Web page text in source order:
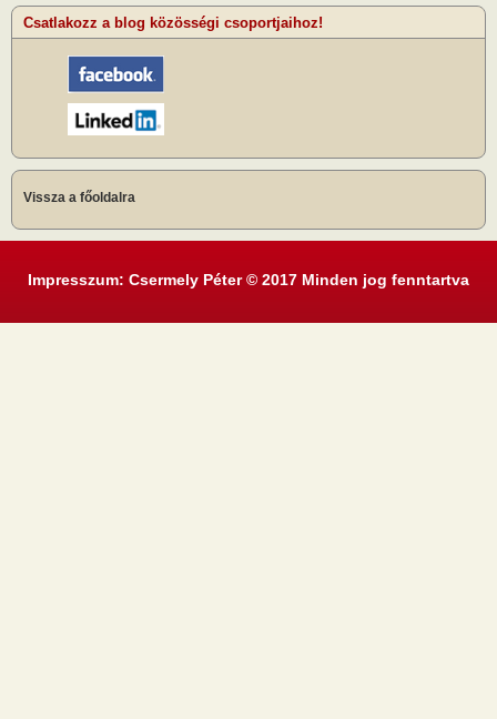
Csatlakozz a blog közösségi csoportjaihoz!
Vissza a főoldalra
Impresszum: Csermely Péter © 2017 Minden jog fenntartva